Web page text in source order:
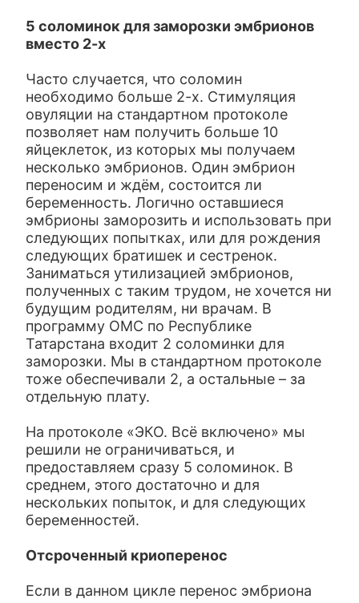
5 соломинок для заморозки эмбрионов
вместо 2-х
Часто случается, что соломин
необходимо больше 2-х. Стимуляция
овуляции на стандартном протоколе
позволяет нам получить больше 10
яйцеклеток, из которых мы получаем
несколько эмбрионов. Один эмбрион
переносим и ждём, состоится ли
беременность. Логично оставшиеся
эмбрионы заморозить и использовать при
следующих попытках, или для рождения
следующих братишек и сестренок.
Заниматься утилизацией эмбрионов,
полученных с таким трудом, не хочется ни
будущим родителям, ни врачам. В
программу ОМС по Республике
Татарстана входит 2 соломинки для
заморозки. Мы в стандартном протоколе
тоже обеспечивали 2, а остальные – за
отдельную плату.
На протоколе «ЭКО. Всё включено» мы
решили не ограничиваться, и
предоставляем сразу 5 соломинок. В
среднем, этого достаточно и для
нескольких попыток, и для следующих
беременностей.
Отсроченный криоперенос
Если в данном цикле перенос эмбриона